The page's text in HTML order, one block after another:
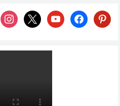
instagram
x youtubefacebook